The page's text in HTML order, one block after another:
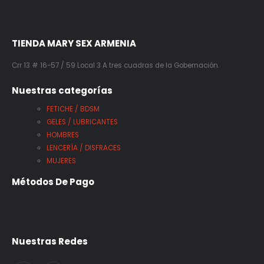
TIENDA MARY SEX ARMENIA
Crr 13 # 16-57 / 59 Local 3 A tres cuadras de la Gobernación.
Nuestras categorías
FETICHE / BDSM
GELES / LUBRICANTES
HOMBRES
LENCERÍA / DISFRACES
MUJERES
Métodos De Pago
Nuestras Redes